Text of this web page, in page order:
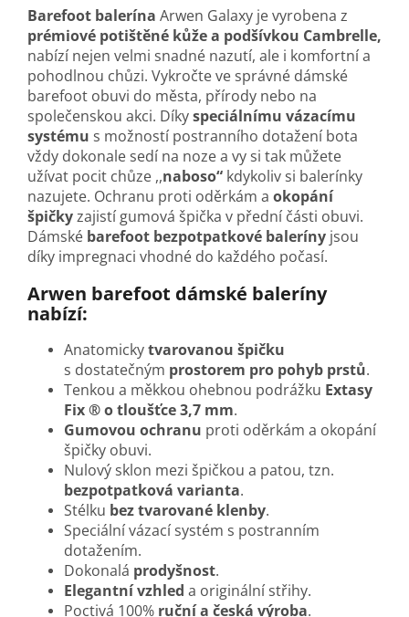
Barefoot balerína Arwen Galaxy je vyrobena z
prémiové potištěné kůže a podšívkou Cambrelle,
nabízí nejen velmi snadné nazutí, ale i komfortní a
pohodlnou chůzi. Vykročte ve správné dámské
barefoot obuvi do města, přírody nebo na
společenskou akci. Díkyspeciálnímu vázacímu
systému s možností postranního dotažení bota
vždy dokonale sedí na noze a vy si tak můžete
užívat pocit chůze ,,naboso“ kdykoliv si balerínky
nazujete. Ochranu proti oděrkám a okopání
špičkyzajistí gumová špička v přední části obuvi.
Dámské barefoot bezpotpatkové baleríny jsou
díky impregnaci vhodné do každého počasí.
Arwen barefoot dámské baleríny
nabízí:
Anatomickytvarovanou špičku
s dostatečným prostorem pro pohyb prstů.
Tenkou a měkkou ohebnou podrážku Extasy
Fix ® o tloušťce 3,7 mm.
Gumovou ochranu proti oděrkám a okopání
špičky obuvi.
Nulový sklon mezi špičkou a patou, tzn.
bezpotpatková varianta.
Stélku bez tvarované klenby.
Speciální vázací systém s postranním
dotažením.
Dokonalá prodyšnost.
Elegantní vzhled a originální střihy.
Poctivá 100% ruční a česká výroba.